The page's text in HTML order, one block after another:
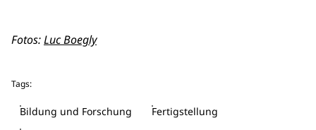
Fotos:Luc Boegly
Tags:
Bildung und Forschung
Fertigstellung